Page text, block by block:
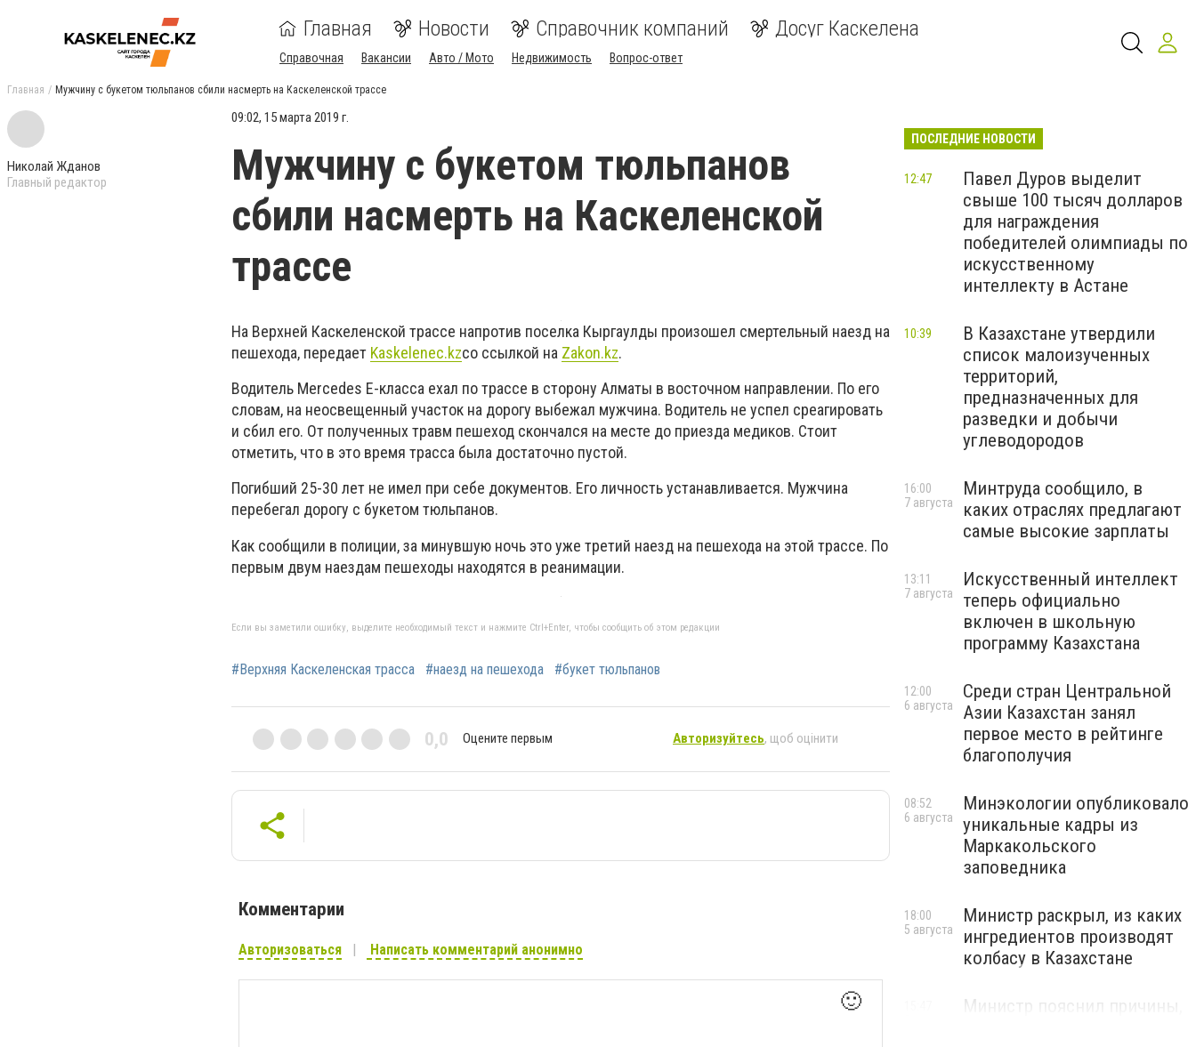
Главная Новости Справочник компаний Досуг Каскелена
Справочная Вакансии Авто / Мото Недвижимость Вопрос-ответ
Главная Мужчину с букетом тюльпанов сбили насмерть на Каскеленской трассе
Николай Жданов
Главный редактор
09:02, 15 марта 2019 г.
Мужчину с букетом тюльпанов
сбили насмерть на Каскеленской
трассе
На Верхней Каскеленской трассе напротив поселка Кыргаулды произошел смертельный наезд на
пешехода, передает Kaskelenec.kzсо ссылкой на Zakon.kz.
Водитель Mercedes E-класса ехал по трассе в сторону Алматы в восточном направлении. По его
словам, на неосвещенный участок на дорогу выбежал мужчина. Водитель не успел среагировать
и сбил его. От полученных травм пешеход скончался на месте до приезда медиков. Стоит
отметить, что в это время трасса была достаточно пустой.
Погибший 25-30 лет не имел при себе документов. Его личность устанавливается. Мужчина
перебегал дорогу с букетом тюльпанов.
Как сообщили в полиции, за минувшую ночь это уже третий наезд на пешехода на этой трассе. По
первым двум наездам пешеходы находятся в реанимации.
Если вы заметили ошибку, выделите необходимый текст и нажмите Ctrl+Enter, чтобы сообщить об этом редакции
#Верхняя Каскеленская трасса #наезд на пешехода #букет тюльпанов
0,0 Оцените первым Авторизуйтесь, щоб оцінити
Комментарии
Авторизоваться Написать комментарий анонимно
🙂
ПОСЛЕДНИЕ НОВОСТИ
Павел Дуров выделит
свыше 100 тысяч долларов
для награждения
победителей олимпиады по
искусственному
интеллекту в Астане
12:47
В Казахстане утвердили
список малоизученных
территорий,
предназначенных для
разведки и добычи
углеводородов
10:39
Минтруда сообщило, в
каких отраслях предлагают
самые высокие зарплаты
16:00
7 августа
Искусственный интеллект
теперь официально
включен в школьную
программу Казахстана
13:11
7 августа
Среди стран Центральной
Азии Казахстан занял
первое место в рейтинге
благополучия
12:00
6 августа
Минэкологии опубликовало
уникальные кадры из
Маркакольского
заповедника
08:52
6 августа
Министр раскрыл, из каких
ингредиентов производят
колбасу в Казахстане
18:00
5 августа
Министр пояснил причины,